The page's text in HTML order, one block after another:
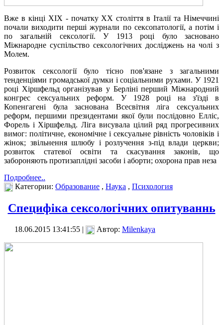
Вже в кінці XIX - початку XX століття в Італії та Німеччині
почали виходити перші журнали по сексопатології, а потім і
по загальній сексології. У 1913 році було засновано
Міжнародне суспільство сексологічних досліджень на чолі з
Молем.
Розвиток сексології було тісно пов'язане з загальними
тенденціями громадської думки і соціальними рухами. У 1921
році Хіршфельд організував у Берліні перший Міжнародний
конгрес сексуальних реформ. У 1928 році на з'їзді в
Копенгагені була заснована Всесвітня ліга сексуальних
реформ, першими президентами якої були послідовно Елліс,
Форель і Хіршфельд. Ліга висувала цілий ряд прогресивних
вимог: політичне, економічне і сексуальне рівність чоловіків і
жінок; звільнення шлюбу і розлучення з-під влади церкви;
розвиток статевої освіти та скасування законів, що
забороняють протизаплідні засоби і аборти; охорона прав неза
Подробнее..
Категории: Образование , Наука , Психология
Специфіка сексологічних опитуваннь
18.06.2015 13:41:55 | Автор: Milenkaya